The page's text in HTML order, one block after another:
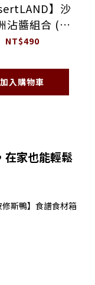
】沙
沾醬組合 (沙
瑰瑪德蓮 )
NT$490
加入購物車
在家也能輕鬆